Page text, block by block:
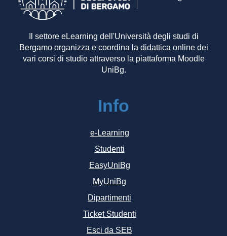
Il settore eLearning dell'Università degli studi di
Bergamo organizza e coordina la didattica online dei
vari corsi di studio attraverso la piattaforma Moodle
UniBg.
Info
e-Learning
Studenti
EasyUniBg
MyUniBg
Dipartimenti
Ticket Studenti
Esci da SEB